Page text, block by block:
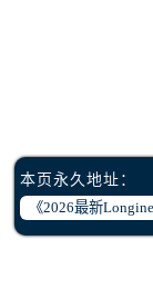
本页永久地址：